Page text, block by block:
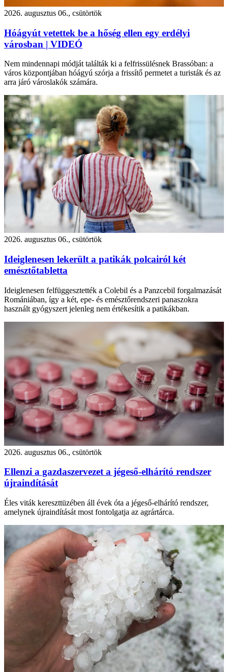
2026. augusztus 06., csütörtök
Hóágyút vetettek be a hőség ellen egy erdélyi
városban | VIDEÓ
Nem mindennapi módját találták ki a felfrissülésnek Brassóban: a
város központjában hóágyú szórja a frissítő permetet a turisták és az
arra járó városlakók számára.
2026. augusztus 06., csütörtök
Ideiglenesen lekerült a patikák polcairól két
emésztőtabletta
Ideiglenesen felfüggesztették a Colebil és a Panzcebil forgalmazását
Romániában, így a két, epe- és emésztőrendszeri panaszokra
használt gyógyszert jelenleg nem értékesítik a patikákban.
2026. augusztus 06., csütörtök
Ellenzi a gazdaszervezet a jégeső-elhárító rendszer
újraindítását
Éles viták kereszttüzében áll évek óta a jégeső-elhárító rendszer,
amelynek újraindítását most fontolgatja az agrártárca.